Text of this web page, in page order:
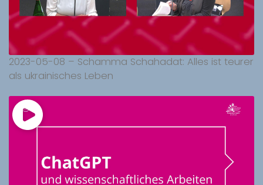
2023-05-08 – Schamma Schahadat: Alles ist teurer
als ukrainisches Leben